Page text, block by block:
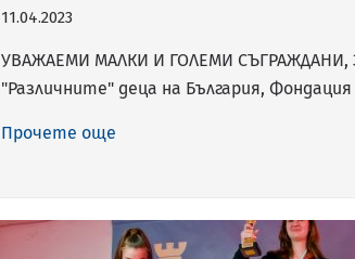
11.04.2023
УВАЖАЕМИ МАЛКИ И ГОЛЕМИ СЪГРАЖДАНИ,
"Различните" деца на България,
Прочете още